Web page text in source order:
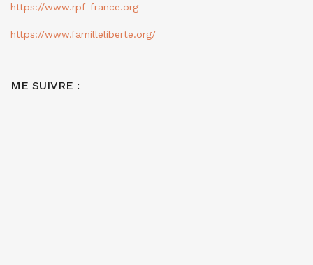
https://www.rpf-france.org
https://www.familleliberte.org/
ME SUIVRE :